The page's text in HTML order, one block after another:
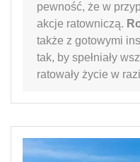
pewność, że w
akcje ratowniczą.
także z gotowymi
tak, by spełniały
ratowały życie w